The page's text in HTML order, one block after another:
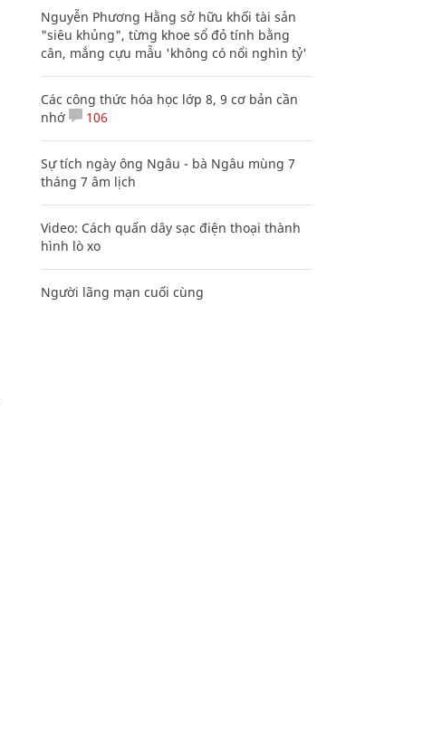
Nguyễn Phương Hằng sở hữu khối tài sản
"siêu khủng", từng khoe sổ đỏ tính bằng
cân, mắng cựu mẫu 'không có nổi nghìn tỷ'
Các công thức hóa học lớp 8, 9 cơ bản cần
nhớ
106
Sự tích ngày ông Ngâu - bà Ngâu mùng 7
tháng 7 âm lịch
Video: Cách quấn dây sạc điện thoại thành
hình lò xo
Người lãng mạn cuối cùng